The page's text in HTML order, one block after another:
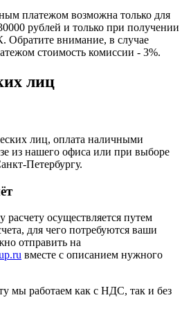
платежом возможна только для
рублей и только при получении
Обратите внимание, в случае
стоимость комиссии - 3%.
лиц
лиц, оплата наличными
из нашего офиса или при выборе
Петербургу.
осуществляется путем
для чего потребуются ваши
отправить на
вместе с описанием нужного
мы работаем как с НДС, так и без